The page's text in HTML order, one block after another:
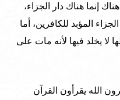
إنما هناك دار الجزاء،
المؤبد للكافرين، أما
لا يخلد فيها لأنه مات على
الله يقرأون القرآن